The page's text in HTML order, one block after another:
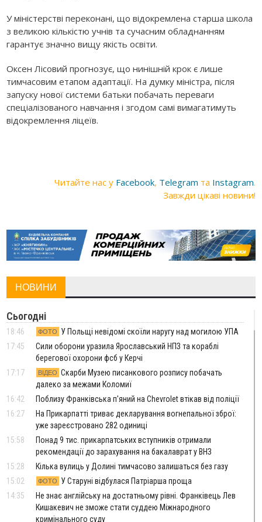
У міністерстві переконані, що відокремлена старша школа
з великою кількістю учнів та сучасним обладнанням
гарантує значно вищу якість освіти.
Оксен Лісовий прогнозує, що нинішній крок є лише
тимчасовим етапом адаптації. На думку міністра, після
запуску нової системи батьки побачать переваги
спеціалізованого навчання і згодом самі вимагатимуть
відокремлення ліцеїв.
Читайте нас у Facebook, Telegram та Instagram.
Завжди цікаві новини!
НОВИНИ
Сьогодні
18:46 ФОТО
У Польщі невідомі скоїли наругу над могилою УПА
17:45
Сили оборони уразила Ярославський НПЗ та кораблі
берегової охорони фсб у Керчі
17:17
ВІДЕО Скарби Музею писанкового розпису побачать
далеко за межами Коломиї
16:42
Поблизу Франківська п'яний на Chevrolet втікав від поліції
16:27
На Прикарпатті триває декларування вогнепальної зброї:
уже зареєстровано 282 одиниці
15:58
Понад 9 тис. прикарпатських вступників отримали
рекомендації до зарахування на бакалаврат у ВНЗ
15:28
Кілька вулиць у Долині тимчасово залишаться без газу
15:02
ФОТО
У Старуні відбулася Патріарша проща
14:35
Не знає англійську на достатньому рівні. Франківець Лев
Кишакевич не зможе стати суддею Міжнародного
кримінального суду